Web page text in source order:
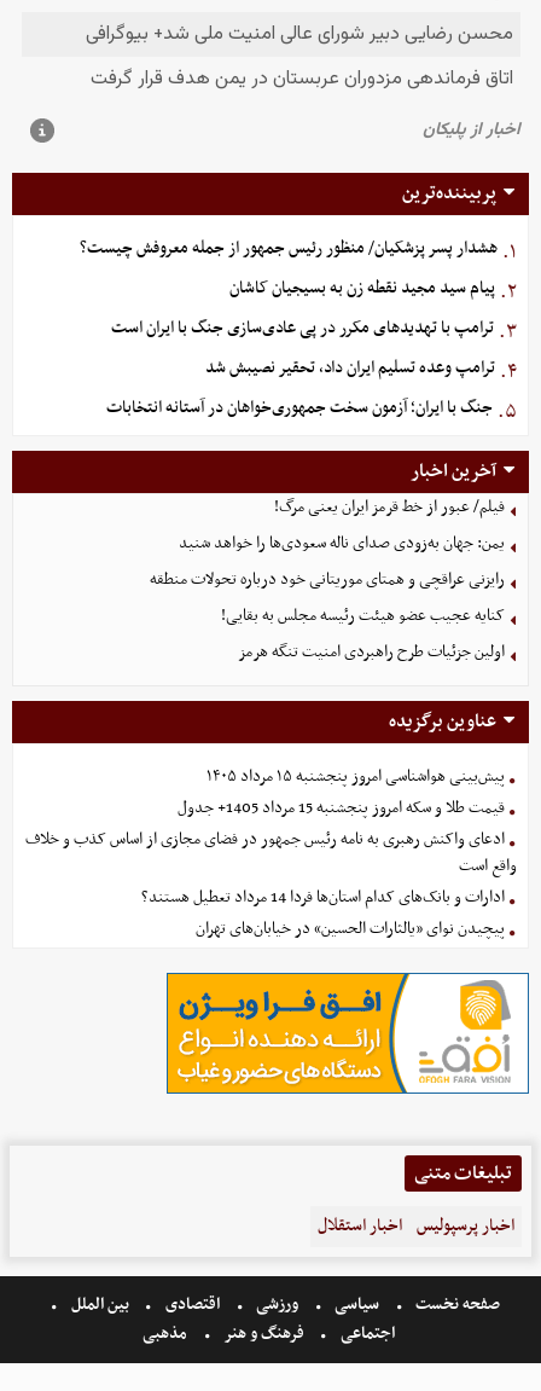
پربیننده‌ترین
۱. هشدار پسر پزشکیان/ منظور رئیس جمهور از جمله معروفش چیست؟
۲. پیام سید مجید نقطه زن به بسیجیان کاشان
۳. ترامپ با تهدیدهای مکرر در پی عادی‌سازی جنگ با ایران است
۴. ترامپ وعده تسلیم ایران داد، تحقیر نصیبش شد
۵. جنگ با ایران؛ آزمون سخت جمهوری‌خواهان در آستانه انتخابات
آخرین اخبار
فیلم/ عبور از خط قرمز ایران یعنی مرگ!
یمن: جهان به‌زودی صدای ناله سعودی‌ها را خواهد شنید
رایزنی عراقچی و همتای موریتانی خود درباره تحولات منطقه
کنایه عجیب عضو هیئت رئیسه مجلس به بقایی!
اولین جزئیات طرح راهبردی امنیت تنگه هرمز
عناوین برگزیده
پیش‌بینی هواشناسی امروز پنجشنبه ۱۵ مرداد ۱۴۰۵
قیمت طلا و سکه امروز پنجشنبه 15 مرداد 1405+ جدول
ادعای واکنش رهبری به نامه رئیس جمهور در فضای مجازی از اساس کذب و خلاف
واقع است
ادارات و بانک‌های کدام استان‌ها فردا 14 مرداد تعطیل هستند؟
پیچیدن نوای «یالثارات الحسین» در خیابان‌های تهران
تبلیغات متنی
اخبار پرسپولیس اخبار استقلال
صفحه نخست سیاسی ورزشی اقتصادی
بین الملل
اجتماعی
فرهنگ و هنر مذهبی